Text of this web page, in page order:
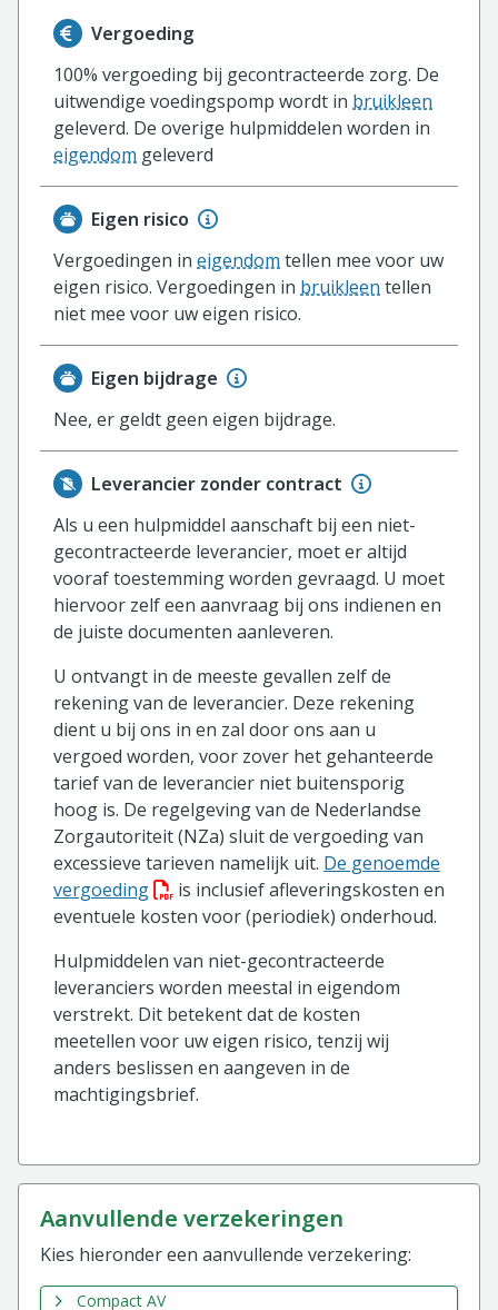
Informatie over de vergoeding van de
Vergoeding
100% vergoeding bij gecontracteerde zorg. De
uitwendige voedingspomp wordt in bruikleen
geleverd. De overige hulpmiddelen worden in
eigendom geleverd
Eigen risico
Vergoedingen in eigendom tellen mee voor uw
eigen risico. Vergoedingen in bruikleen tellen
niet mee voor uw eigen risico.
Eigen bijdrage
Nee, er geldt geen eigen bijdrage.
Leverancier zonder contract
Als u een hulpmiddel aanschaft bij een niet-
gecontracteerde leverancier, moet er altijd
vooraf toestemming worden gevraagd. U moet
hiervoor zelf een aanvraag bij ons indienen en
de juiste documenten aanleveren.
U ontvangt in de meeste gevallen zelf de
rekening van de leverancier. Deze rekening
dient u bij ons in en zal door ons aan u
vergoed worden, voor zover het gehanteerde
tarief van de leverancier niet buitensporig
hoog is. De regelgeving van de Nederlandse
Zorgautoriteit (NZa) sluit de vergoeding van
excessieve tarieven namelijk uit. De genoemde
vergoeding(PDF bestand, download bestand)
is inclusief afleveringskosten en
eventuele kosten voor (periodiek) onderhoud.
Hulpmiddelen van niet-gecontracteerde
leveranciers worden meestal in eigendom
verstrekt. Dit betekent dat de kosten
meetellen voor uw eigen risico, tenzij wij
anders beslissen en aangeven in de
machtigingsbrief.
aanvullende verzekeringen
Kies hieronder een aanvullende verzekering:
Compact AV